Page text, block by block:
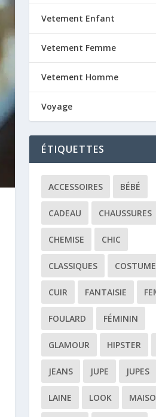
Vetement Enfant
Vetement Femme
Vetement Homme
Voyage
ÉTIQUETTES
ACCESSOIRES BÉBÉ
CADEAU CHAUSSURES
CHEMISE CHIC
CLASSIQUES COSTUME
CUIR FANTAISIE
FOULARD FÉMININ
GLAMOUR HIPSTER
JEANS JUPE JUPES
LAINE LOOK